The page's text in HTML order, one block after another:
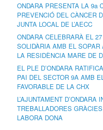
ONDARA PRESENTA LA 9a
PREVENCIÓ DEL CÀNCER
JUNTA LOCAL DE L’AECC
ONDARA CELEBRARÀ EL
SOLIDÀRIA AMB EL
LA RESIDÈNCIA MARE DE
EL PLE D’ONDARA
PAI DEL SECTOR 9A AMB
FAVORABLE DE LA CHX
L’AJUNTAMENT
TREBALLADORES
LABORA DONA